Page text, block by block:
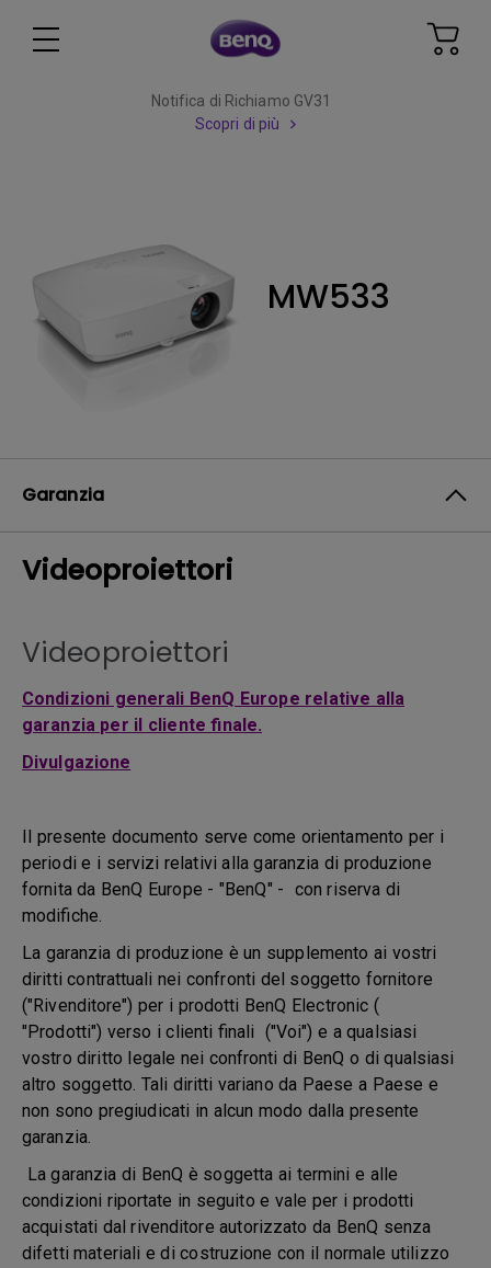
Notifica di Richiamo GV31
Scopri di più
MW533
Garanzia
Videoproiettori
Videoproiettori
Condizioni generali BenQ Europe relative alla
garanzia per il cliente finale.
Divulgazione
Il presente documento serve come orientamento per i
periodi e i servizi relativi alla garanzia di produzione
fornita da BenQ Europe - "BenQ" - con riserva di
modifiche.
La garanzia di produzione è un supplemento ai vostri
diritti contrattuali nei confronti del soggetto fornitore
("Rivenditore") per i prodotti BenQ Electronic (
"Prodotti") verso i clienti finali ("Voi") e a qualsiasi
vostro diritto legale nei confronti di BenQ o di qualsiasi
altro soggetto. Tali diritti variano da Paese a Paese e
non sono pregiudicati in alcun modo dalla presente
garanzia.
La garanzia di BenQ è soggetta ai termini e alle
condizioni riportate in seguito e vale per i prodotti
acquistati dal rivenditore autorizzato da BenQ senza
difetti materiali e di costruzione con il normale utilizzo